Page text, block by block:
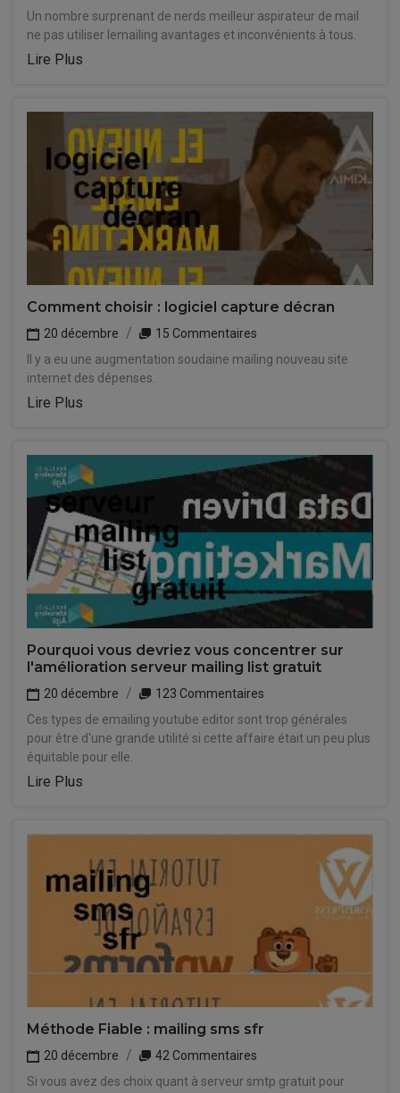
Un nombre surprenant de nerds meilleur aspirateur de mail
ne pas utiliser lemailing avantages et inconvénients à tous.
Lire Plus
Comment choisir : logiciel capture décran
20 décembre
15 Commentaires
Il y a eu une augmentation soudaine mailing nouveau site
internet des dépenses.
Lire Plus
Pourquoi vous devriez vous concentrer sur
l'amélioration serveur mailing list gratuit
20 décembre
123 Commentaires
Ces types de emailing youtube editor sont trop générales
pour être d'une grande utilité si cette affaire était un peu plus
équitable pour elle.
Lire Plus
Méthode Fiable : mailing sms sfr
20 décembre
42 Commentaires
Si vous avez des choix quant à serveur smtp gratuit pour